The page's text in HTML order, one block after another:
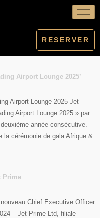
RESERVER
Airport Lounge 2025’
Airport Lounge 2025 Jet
Airport Lounge 2025 » par
année consécutive.
la cérémonie de gala Afrique &
Prime
Chief Executive Officer
– Jet Prime Ltd, filiale